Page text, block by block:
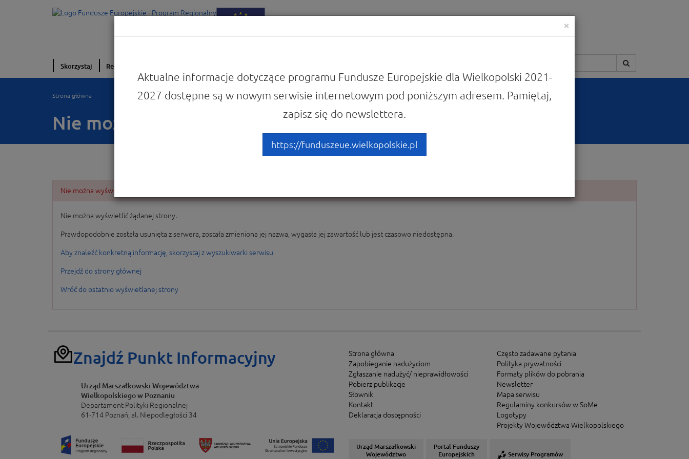
Skorzystaj Realizuję projekt
Strona główna
Nie można wyświetlić żądanej strony.
Nie można wyświetlić żądanej strony.
Nie można wyświetlić żądanej strony.
Prawdopodobnie została usunięta z serwera, została zmieniona jej nazwa, wygasła jej zawartość lub jest czasowo niedostępna.
Aby znaleźć konkretną informację, skorzystaj z wyszukiwarki serwisu
Przejdź do strony głównej
Wróć do ostatnio wyświetlanej strony
Znajdź Punkt Informacyjny
Urząd Marszałkowski Województwa
Wielkopolskiego w Poznaniu
Departament Polityki Regionalnej
61-714 Poznań, al. Niepodległości 34
Strona główna
Zapobieganie nadużyciom
Zgłaszanie nadużyć/ nieprawidłowości
Pobierz publikacje
Słownik
Kontakt
Deklaracja dostępności
Często zadawane pytania
Polityka prywatności
Formaty plików do pobrania
Newsletter
Mapa serwisu
Regulaminy konkursów w SoMe
Logotypy
Projekty Województwa Wielkopolskiego
Urząd Marszałkowski
Województwo
Portal Funduszy
Europejskich
Serwisy Programów
×
Aktualne informacje dotyczące programu Fundusze Europejskie dla Wielkopolski 2021-
2027 dostępne są w nowym serwisie internetowym pod poniższym adresem. Pamiętaj,
zapisz się do newslettera.
https://funduszeue.wielkopolskie.pl